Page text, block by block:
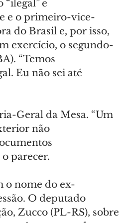
“ilegal” e
e o primeiro-vice-
do Brasil e, por isso,
exercício, o segundo-
“Temos
Eu não sei até
Geral da Mesa. “Um
não
parecer.
o nome do ex-
O deputado
Zucco (PL-RS), sobre